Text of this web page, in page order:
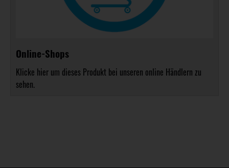
Online-Shops
Klicke hier um dieses Produkt bei unseren online Händlern zu
sehen.